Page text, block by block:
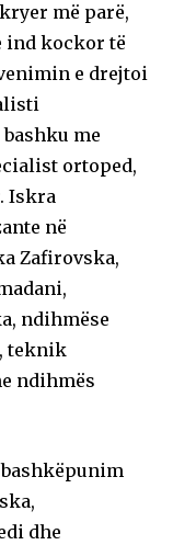
më parë,
ind kockor të
e drejtoi
me
ortoped,
Iskra
në
Zafirovska,
ndihmëse
teknik
ndihmës
dhe